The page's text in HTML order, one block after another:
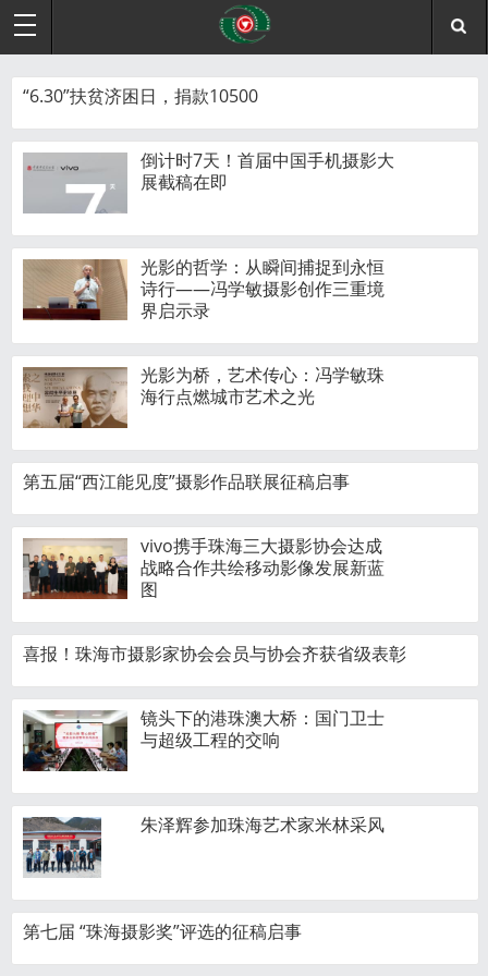
“6.30”扶贫济困日，捐款10500
倒计时7天！首届中国手机摄影大
展截稿在即
光影的哲学：从瞬间捕捉到永恒
诗行——冯学敏摄影创作三重境
界启示录
光影为桥，艺术传心：冯学敏珠
海行点燃城市艺术之光
第五届“西江能见度”摄影作品联展征稿启事
vivo携手珠海三大摄影协会达成
战略合作共绘移动影像发展新蓝
图
喜报！珠海市摄影家协会会员与协会齐获省级表彰
镜头下的港珠澳大桥：国门卫士
与超级工程的交响
朱泽辉参加珠海艺术家米林采风
第七届 “珠海摄影奖”评选的征稿启事